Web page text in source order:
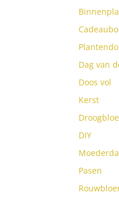
Dag van
Doos vol
Kerst
DIY
Pasen